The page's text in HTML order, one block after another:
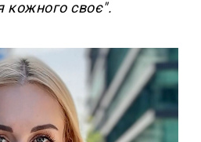
кожного своє".